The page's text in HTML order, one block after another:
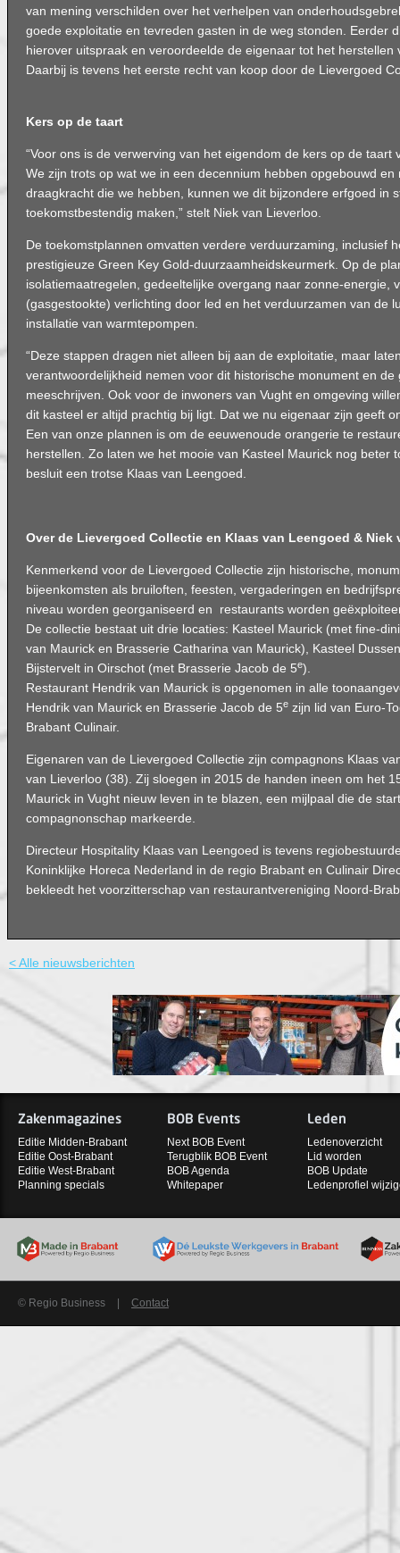
van mening verschilden over het verhelpen van
goede exploitatie en tevreden gasten in de weg stonden. Eerder
hierover uitspraak en veroordeelde de eigenaar tot het herstellen
Daarbij is tevens het eerste recht van koop door de Lievergoed
Kers op de taart
“Voor ons is de verwerving van het eigendom de kers op de taart
We zijn trots op wat we in een decennium hebben opgebouwd en
draagkracht die we hebben, kunnen we dit bijzondere erfgoed in
toekomstbestendig maken,” stelt Niek van Lieverloo.
De toekomstplannen omvatten verdere verduurzaming, inclusief
prestigieuze Green Key Gold-duurzaamheidskeurmerk. Op de
isolatiemaatregelen, gedeeltelijke overgang naar zonne-energie,
(gasgestookte) verlichting door led en het verduurzamen van de
installatie van warmtepompen.
“Deze stappen dragen niet alleen bij aan de exploitatie, maar
verantwoordelijkheid nemen voor dit historische monument en de
meeschrijven. Ook voor de inwoners van Vught en omgeving
dit kasteel er altijd prachtig bij ligt. Dat we nu eigenaar zijn geeft
Een van onze plannen is om de eeuwenoude orangerie te
herstellen. Zo laten we het mooie van Kasteel Maurick nog beter
besluit een trotse Klaas van Leengoed.
Over de Lievergoed Collectie en Klaas van Leengoed & Niek
Kenmerkend voor de Lievergoed Collectie zijn historische,
bijeenkomsten als bruiloften, feesten, vergaderingen en
niveau worden georganiseerd en restaurants worden
De collectie bestaat uit drie locaties: Kasteel Maurick (met fine-
van Maurick en Brasserie Catharina van Maurick), Kasteel
Bijstervelt in Oirschot (met Brasserie Jacob de 5e).
Restaurant Hendrik van Maurick is opgenomen in alle
Hendrik van Maurick en Brasserie Jacob de 5e zijn lid van Euro-
Brabant Culinair.
Eigenaren van de Lievergoed Collectie zijn compagnons Klaas
van Lieverloo (38). Zij sloegen in 2015 de handen ineen om het
Maurick in Vught nieuw leven in te blazen, een mijlpaal die de
compagnonschap markeerde.
Directeur Hospitality Klaas van Leengoed is tevens
Koninklijke Horeca Nederland in de regio Brabant en Culinair
bekleedt het voorzitterschap van restaurantvereniging Noord-
< Alle nieuwsberichten
Zakenmagazines
Editie Midden-Brabant
Editie Oost-Brabant
Editie West-Brabant
Planning specials
BOB Events
Next BOB Event
Terugblik BOB Event
BOB Agenda
Whitepaper
Leden
Ledenoverzicht
Lid worden
BOB Update
Ledenprofiel
© Regio Business Contact